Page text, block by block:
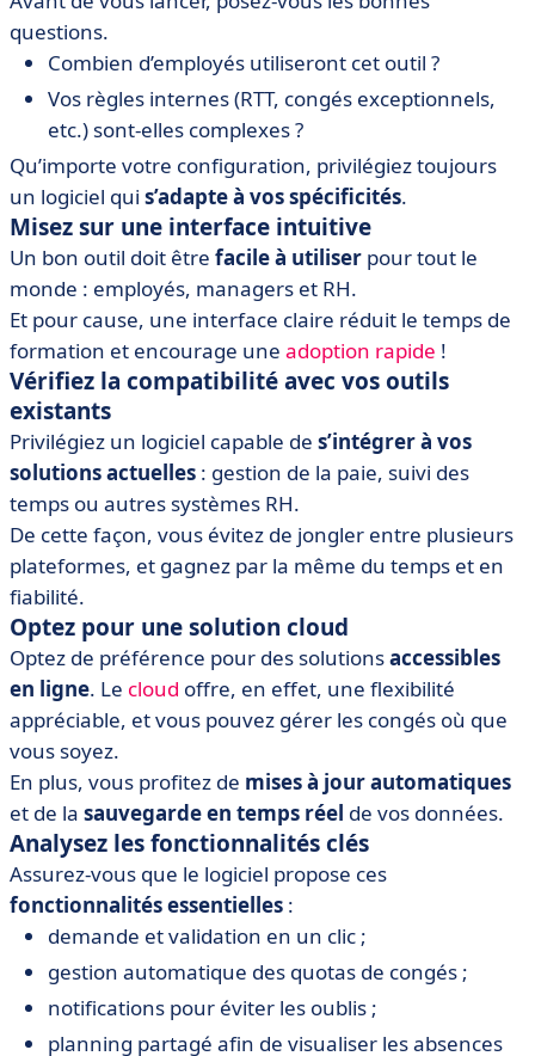
questions.
Combien d’employés utiliseront cet outil ?
Vos règles internes (RTT, congés exceptionnels,
etc.) sont-elles complexes ?
Qu’importe votre configuration, privilégiez toujours
un logiciel qui s’adapte à vos spécificités.
Misez sur une interface intuitive
Un bon outil doit être facile à utiliser pour tout le
monde : employés, managers et RH.
Et pour cause, une interface claire réduit le temps de
formation et encourage une adoption rapide !
Vérifiez la compatibilité avec vos outils
existants
Privilégiez un logiciel capable de s’intégrer à vos
solutions actuelles : gestion de la paie, suivi des
temps ou autres systèmes RH.
De cette façon, vous évitez de jongler entre plusieurs
plateformes, et gagnez par la même du temps et en
fiabilité.
Optez pour une solution cloud
Optez de préférence pour des solutionsaccessibles
en ligne. Le cloud offre, en effet, une flexibilité
appréciable, et vous pouvez gérer les congés où que
vous soyez.
En plus, vous profitez de mises à jour automatiques
et de la sauvegarde en temps réel de vos données.
Analysez les fonctionnalités clés
Assurez-vous que le logiciel propose ces
fonctionnalités essentielles :
demande et validation en un clic ;
gestion automatique des quotas de congés ;
notifications pour éviter les oublis ;
planning partagé afin de visualiser les absences